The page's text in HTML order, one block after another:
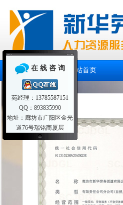
网站首页
在 线 咨 询
苑经理：13785587151
QQ：893835990
地址：廊坊市广阳区金光
道76号瑞铭商厦层